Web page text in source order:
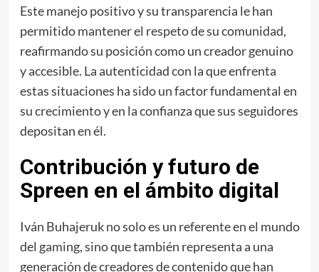
Este manejo positivo y su transparencia le han
permitido mantener el respeto de su comunidad,
reafirmando su posición como un creador genuino
y accesible. La autenticidad con la que enfrenta
estas situaciones ha sido un factor fundamental en
su crecimiento y en la confianza que sus seguidores
depositan en él.
Contribución y futuro de
Spreen en el ámbito digital
Iván Buhajeruk no solo es un referente en el mundo
del gaming, sino que también representa a una
generación de creadores de contenido que han